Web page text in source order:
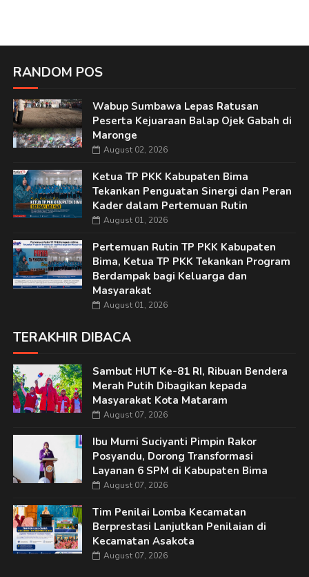
RANDOM POS
Wabup Sumbawa Lepas Ratusan
Peserta Kejuaraan Balap Ojek Gabah di
Maronge
August 02, 2026
Ketua TP PKK Kabupaten Bima
Tekankan Penguatan Sinergi dan Peran
Kader dalam Pertemuan Rutin
August 01, 2026
Pertemuan Rutin TP PKK Kabupaten
Bima, Ketua TP PKK Tekankan Program
Berdampak bagi Keluarga dan
Masyarakat
August 01, 2026
TERAKHIR DIBACA
Sambut HUT Ke-81 RI, Ribuan Bendera
Merah Putih Dibagikan kepada
Masyarakat Kota Mataram
August 07, 2026
Ibu Murni Suciyanti Pimpin Rakor
Posyandu, Dorong Transformasi
Layanan 6 SPM di Kabupaten Bima
August 07, 2026
Tim Penilai Lomba Kecamatan
Berprestasi Lanjutkan Penilaian di
Kecamatan Asakota
August 07, 2026